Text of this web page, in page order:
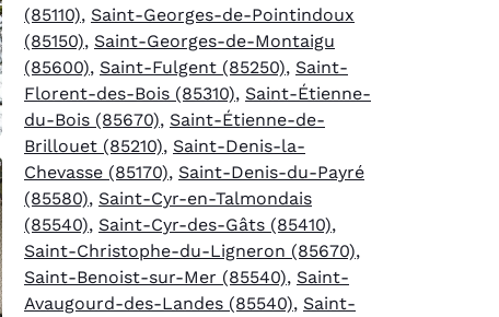
(85110), Saint-Georges-de-Pointindoux
(85150), Saint-Georges-de-Montaigu
(85600), Saint-Fulgent (85250), Saint-
Florent-des-Bois (85310), Saint-Étienne-
du-Bois (85670), Saint-Étienne-de-
Brillouet (85210), Saint-Denis-la-
Chevasse (85170), Saint-Denis-du-Payré
(85580), Saint-Cyr-en-Talmondais
(85540), Saint-Cyr-des-Gâts (85410),
Saint-Christophe-du-Ligneron (85670),
Saint-Benoist-sur-Mer (85540), Saint-
Avaugourd-des-Landes (85540), Saint-